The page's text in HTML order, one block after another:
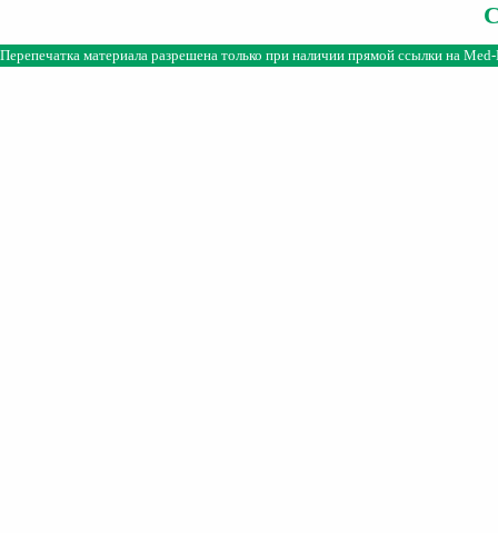
Перепечатка материала разрешена только при наличии прямой ссылки на